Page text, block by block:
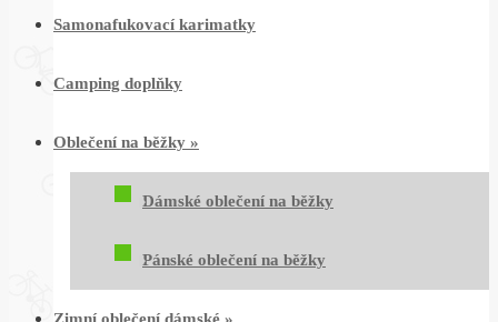
Samonafukovací karimatky
Camping doplňky
Oblečení na běžky »
Dámské oblečení na běžky
Pánské oblečení na běžky